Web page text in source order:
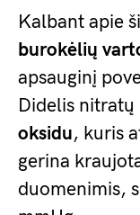
Kalbant apie
burokėlių
apsauginį
Didelis nitratų
oksidu, kuris
gerina
duomenimis,